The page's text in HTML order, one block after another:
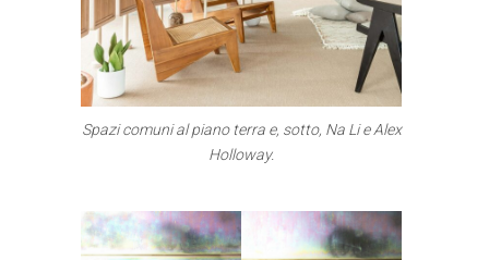
Spazi comuni al piano terra e, sotto, Na Li e Alex
Holloway.